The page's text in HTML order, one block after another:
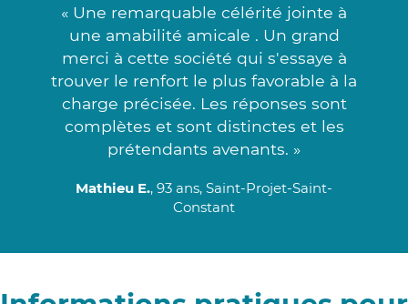
« Une remarquable célérité jointe à
une amabilité amicale . Un grand
merci à cette société qui s'essaye à
trouver le renfort le plus favorable à la
charge précisée. Les réponses sont
complètes et sont distinctes et les
prétendants avenants. »
Mathieu E., 93 ans, Saint-Projet-Saint-
Constant